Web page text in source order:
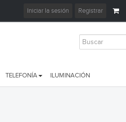
Iniciar la sesión Registrar
TELEFONÍA ILUMINACIÓN